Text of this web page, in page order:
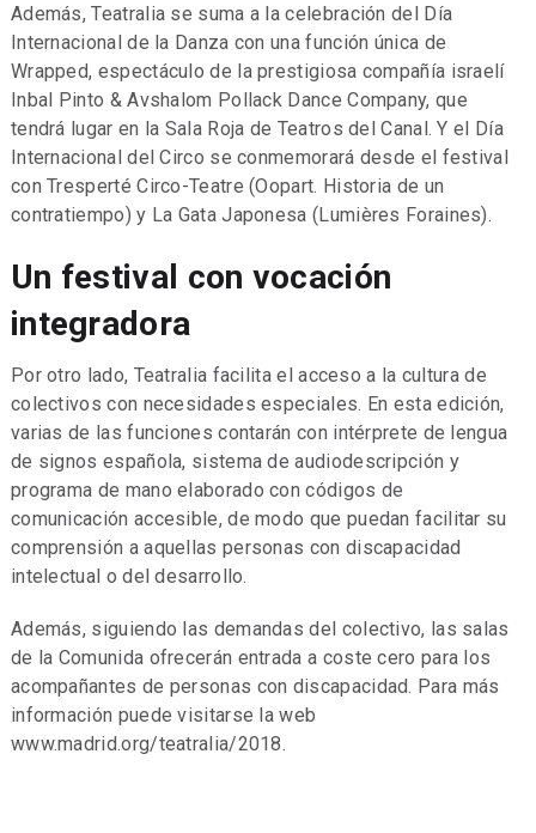
Además, Teatralia se suma a la celebración del Día
Internacional de la Danza con una función única de
Wrapped, espectáculo de la prestigiosa compañía israelí
Inbal Pinto & Avshalom Pollack Dance Company, que
tendrá lugar en la Sala Roja de Teatros del Canal. Y el Día
Internacional del Circo se conmemorará desde el festival
con Tresperté Circo-Teatre (Oopart. Historia de un
contratiempo) y La Gata Japonesa (Lumières Foraines).
Un festival con vocación
integradora
Por otro lado, Teatralia facilita el acceso a la cultura de
colectivos con necesidades especiales. En esta edición,
varias de las funciones contarán con intérprete de lengua
de signos española, sistema de audiodescripción y
programa de mano elaborado con códigos de
comunicación accesible, de modo que puedan facilitar su
comprensión a aquellas personas con discapacidad
intelectual o del desarrollo.
Además, siguiendo las demandas del colectivo, las salas
de la Comunida ofrecerán entrada a coste cero para los
acompañantes de personas con discapacidad. Para más
información puede visitarse la web
www.madrid.org/teatralia/2018.